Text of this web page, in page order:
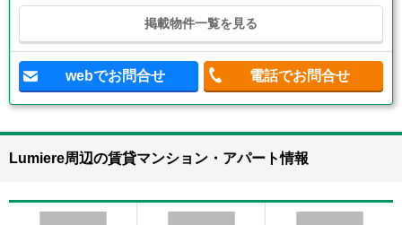
掲載物件一覧を見る
webでお問合せ 電話でお問合せ
Lumiere周辺の賃貸マンション・アパート情報